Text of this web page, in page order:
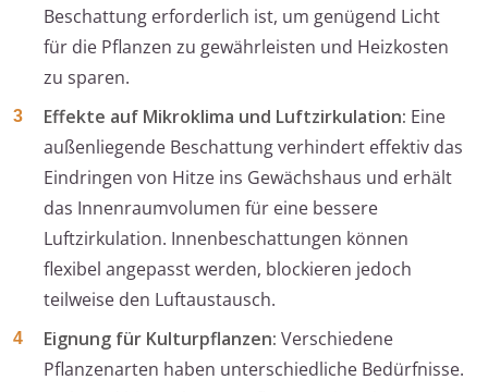
Beschattung erforderlich ist, um genügend Licht
für die Pflanzen zu gewährleisten und Heizkosten
zu sparen.
Effekte auf Mikroklima und Luftzirkulation: Eine
außenliegende Beschattung verhindert effektiv das
Eindringen von Hitze ins Gewächshaus und erhält
das Innenraumvolumen für eine bessere
Luftzirkulation. Innenbeschattungen können
flexibel angepasst werden, blockieren jedoch
teilweise den Luftaustausch.
Eignung für Kulturpflanzen: Verschiedene
Pflanzenarten haben unterschiedliche Bedürfnisse.